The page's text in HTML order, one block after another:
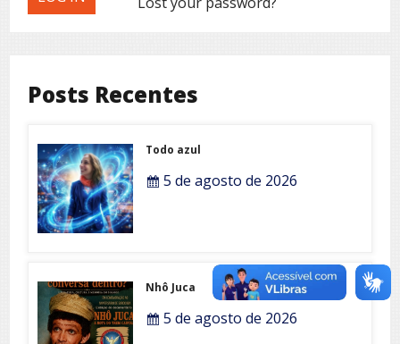
Posts Recentes
Todo azul
5 de agosto de 2026
Nhô Juca
5 de agosto de 2026